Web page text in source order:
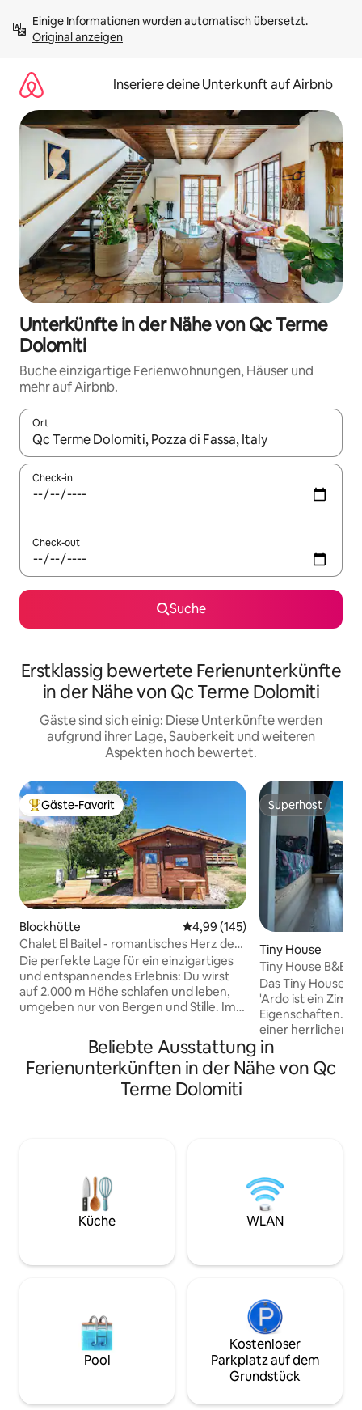
Inhalten
springenOriginal anzeigen
Inseriere deine Unterkunft auf Airbnb
Unterkünfte in der Nähe von Qc Terme
Dolomiti
Buche einzigartige Ferienwohnungen, Häuser und
mehr auf Airbnb.
Ort
Wenn Ergebnisse verfügbar sind, navigiere mit den
Check-in
Check-out
Suche
Erstklassig bewertete Ferienunterkünfte
in der Nähe von Qc Terme Dolomiti
Gäste sind sich einig: Diese Unterkünfte werden
aufgrund ihrer Lage, Sauberkeit und weiteren
Aspekten hoch bewertet.
Beliebter Gäste-Favorit.
Gäste-Favorit
Blockhütte Durchschnittliche Bewertung:
4,99 (145)
Chalet El Baitel - romantisches Herz der
Alpe Lusia
Die perfekte Lage für ein einzigartiges
und entspannendes Erlebnis: Du wirst
auf 2.000 m Höhe schlafen und leben,
umgeben nur von Bergen und Stille. Im
(Whirlpool, Sauna, Küchenzeile, LCD-
Fernseher) und von der Terrasse aus
kannst du den atemberaubenden Blick
auf die Lagorai-Kette und die Pale di San
Martino Group genießen. Es ist aus
Abenteuer und genieße am Ende die
Kombination aus Sauna und Whirlpool!
Superhost
Superhost
Tiny House
Tiny House B&B
Das Tiny House
'Ardo ist ein
Eigenschaften.
einer herrlichen
Blick auf die
des Ardo-
ermöglicht es
(gemeinsam)
Beliebte Ausstattung in
Ferienunterkünften in der Nähe von Qc
Terme Dolomiti
Küche WLAN
Pool
Kostenloser
Parkplatz auf dem
Grundstück